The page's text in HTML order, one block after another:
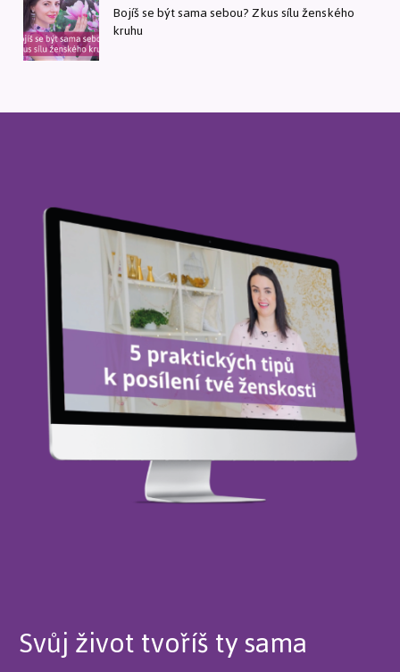
Bojíš se být sama sebou? Zkus sílu ženského
kruhu
Svůj život tvoříš ty sama